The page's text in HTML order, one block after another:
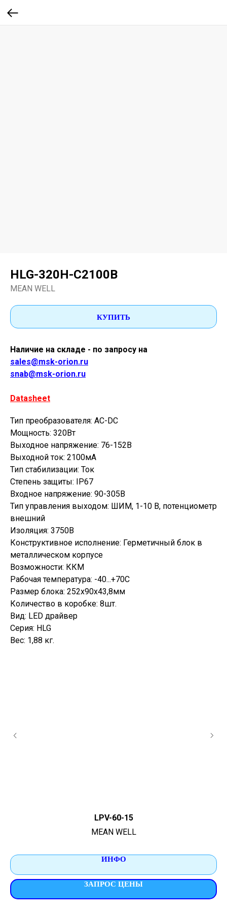
HLG-320H-C2100B
MEAN WELL
КУПИТЬ
Наличие на складе - по запросу на
sales@msk-orion.ru
snab@msk-orion.ru
Datasheet
Тип преобразователя: AC-DC
Мощность: 320Вт
Выходное напряжение: 76-152В
Выходной ток: 2100мА
Тип стабилизации: Ток
Степень защиты: IP67
Входное напряжение: 90-305В
Тип управления выходом: ШИМ, 1-10 В, потенциометр
внешний
Изоляция: 3750В
Конструктивное исполнение: Герметичный блок в
металлическом корпусе
Возможности: ККМ
Рабочая температура: -40...+70С
Размер блока: 252х90х43,8мм
Количество в коробке: 8шт.
Вид: LED драйвер
Серия: HLG
Вес: 1,88 кг.
LPV-60-15
MEAN WELL
ИНФО
ЗАПРОС ЦЕНЫ